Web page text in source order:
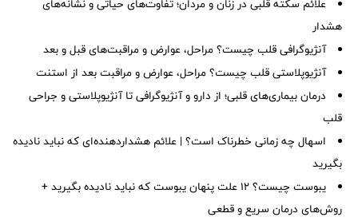
علائم سکته قلبی در زنان و مردان؛ تفاوت‌های حیاتی و نشانه‌های
هشدار
آنژیوگرافی قلب چیست؟ مراحل، عوارض و مراقبت‌های قبل و بعد
آنژیوپلاستی قلب چیست؟ مراحل، عوارض و مراقبت بعد از استنت
درمان بیماری‌های قلبی؛ از دارو و آنژیوگرافی تا آنژیوپلاستی و جراحی
قلب
اسهال چه زمانی خطرناک است؟ | علائم هشداردهنده‌ای که نباید نادیده
بگیرید
یبوست چیست؟ ۱۲ علت پنهان یبوست که نباید نادیده بگیرید +
روش‌های درمان سریع و قطعی